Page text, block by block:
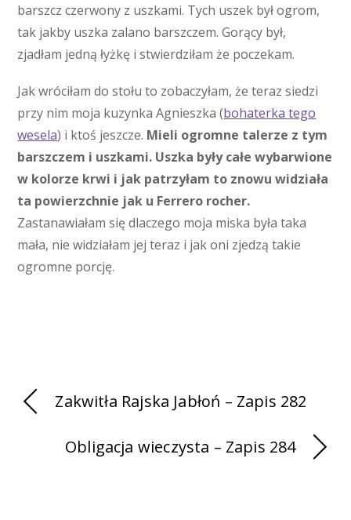
barszcz czerwony z uszkami. Tych uszek był ogrom,
tak jakby uszka zalano barszczem. Gorący był,
zjadłam jedną łyżkę i stwierdziłam że poczekam.
Jak wróciłam do stołu to zobaczyłam, że teraz siedzi
przy nim moja kuzynka Agnieszka (bohaterka tego
wesela) i ktoś jeszcze. Mieli ogromne talerze z tym
barszczem i uszkami. Uszka były całe wybarwione
w kolorze krwi i jak patrzyłam to znowu widziała
ta powierzchnie jak u Ferrero rocher.
Zastanawiałam się dlaczego moja miska była taka
mała, nie widziałam jej teraz i jak oni zjedzą takie
ogromne porcję.
Zakwitła Rajska Jabłoń – Zapis 282
Obligacja wieczysta – Zapis 284